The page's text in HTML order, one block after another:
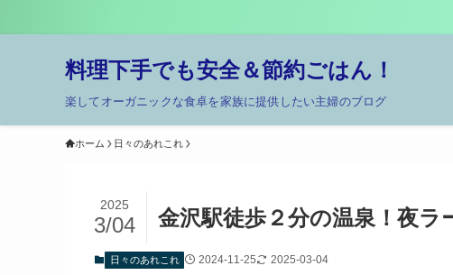
料理下手でも安全＆節約ごはん！
楽してオーガニックな食卓を家族に提供したい主婦のブログ
ホーム 日々のあれこれ
金沢駅徒歩２分の温泉！夜ラ
2025
3/04
日々のあれこれ 2024-11-25 2025-03-04